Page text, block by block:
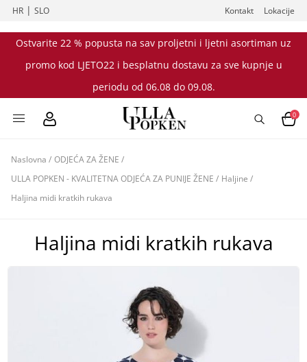
HR |SLO Kontakt Lokacije
Ostvarite 22 % popusta na sav proljetni i ljetni asortiman uz
promo kod LJETO22 i besplatnu dostavu za sve kupnje u
periodu od 06.08 do 09.08.
0
Naslovna / ODJEĆA ZA ŽENE /
ULLA POPKEN - KVALITETNA ODJEĆA ZA PUNIJE ŽENE / Haljine /
Haljina midi kratkih rukava
Haljina midi kratkih rukava